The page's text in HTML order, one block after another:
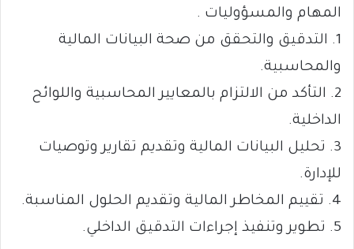
المهام والمسؤوليات .
1. التدقيق والتحقق من صحة البيانات المالية
والمحاسبية.
2. التأكد من الالتزام بالمعايير المحاسبية واللوائح
الداخلية.
3. تحليل البيانات المالية وتقديم تقارير وتوصيات
للإدارة.
4. تقييم المخاطر المالية وتقديم الحلول المناسبة.
5. تطوير وتنفيذ إجراءات التدقيق الداخلي.